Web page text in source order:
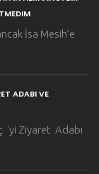
İsa Mesih’e
ADABI VE
'yi Ziyaret Adabı